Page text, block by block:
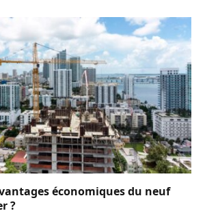
économiques du neuf
?